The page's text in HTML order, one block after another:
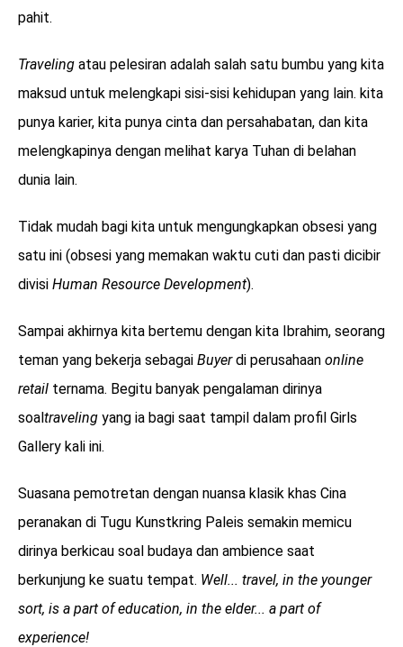
pahit.
Traveling atau pelesiran adalah salah satu bumbu yang kita
maksud untuk melengkapi sisi-sisi kehidupan yang lain. kita
punya karier, kita punya cinta dan persahabatan, dan kita
melengkapinya dengan melihat karya Tuhan di belahan
dunia lain.
Tidak mudah bagi kita untuk mengungkapkan obsesi yang
satu ini (obsesi yang memakan waktu cuti dan pasti dicibir
divisi Human Resource Development).
Sampai akhirnya kita bertemu dengan kita Ibrahim, seorang
teman yang bekerja sebagai Buyerdi perusahaan online
retail ternama. Begitu banyak pengalaman dirinya
soaltraveling yang ia bagi saat tampil dalam profil Girls
Gallery kali ini.
Suasana pemotretan dengan nuansa klasik khas Cina
peranakan di Tugu Kunstkring Paleis semakin memicu
dirinya berkicau soal budaya dan ambience saat
berkunjung ke suatu tempat. Well... travel, in the younger
sort, is a part of education, in the elder... a part of
experience!